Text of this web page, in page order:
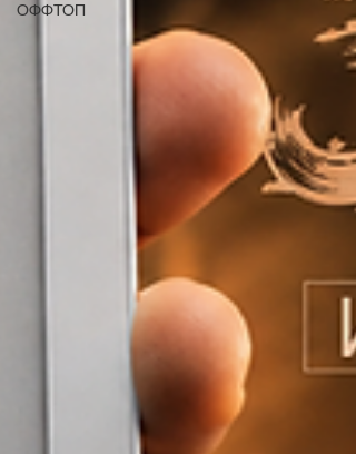
ОФФТОП